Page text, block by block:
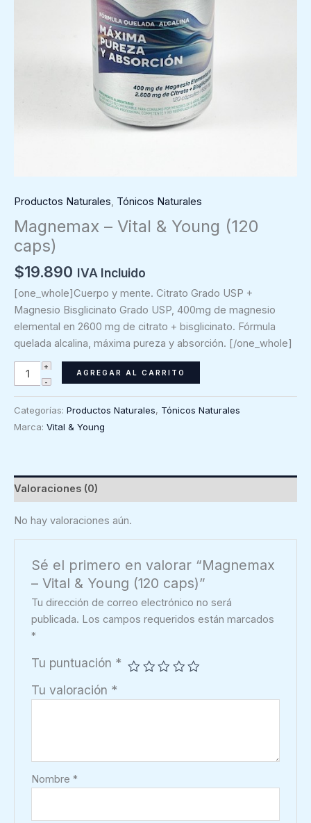
Productos Naturales, Tónicos Naturales
Magnemax – Vital & Young (120
caps)
$19.890 IVA Incluido
[one_whole]Cuerpo y mente. Citrato Grado USP +
Magnesio Bisglicinato Grado USP, 400mg de magnesio
elemental en 2600 mg de citrato + bisglicinato. Fórmula
quelada alcalina, máxima pureza y absorción. [/one_whole]
Magnemax
-
cantidad
AGREGAR AL CARRITO
Categorías: Productos Naturales, Tónicos Naturales
Marca: Vital & Young
Valoraciones (0)
No hay valoraciones aún.
Sé el primero en valorar “Magnemax
– Vital & Young (120 caps)”
Tu dirección de correo electrónico no será
publicada. Los campos requeridos están marcados
*
Tu puntuación *
Tu valoración *
Nombre*